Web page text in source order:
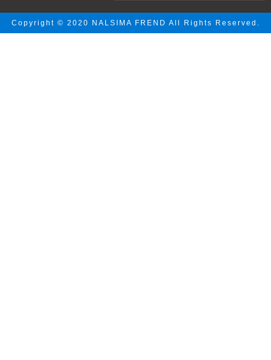
Copyright © 2020 NALSIMA FREND All Rights Reserved.